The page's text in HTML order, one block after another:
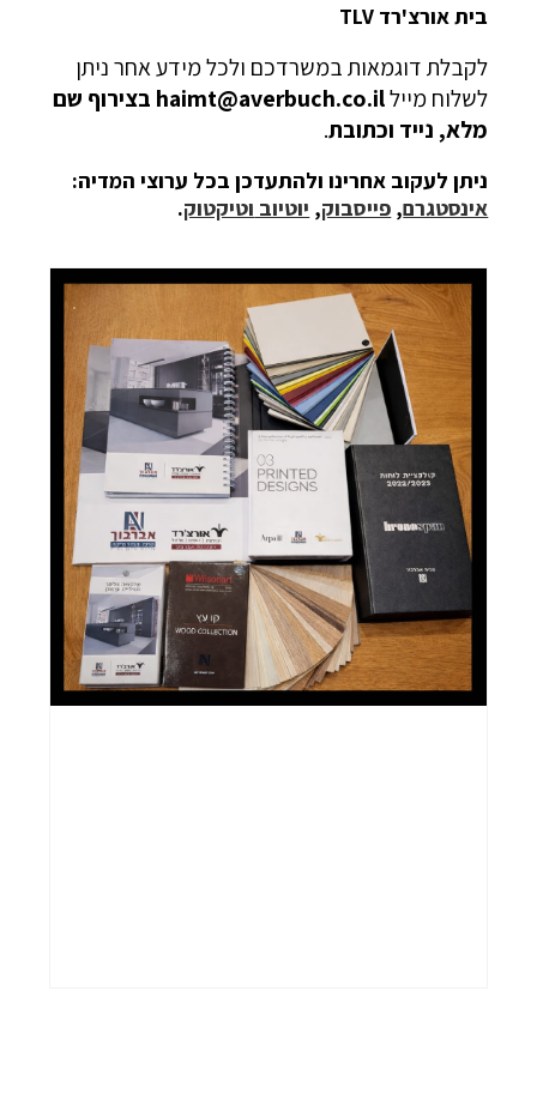
בית אורצ'רד TLV
לקבלת דוגמאות במשרדכם ולכל מידע אחר ניתן
לשלוח מיילhaimt@averbuch.co.il
בצירוף שם
מלא, נייד וכתובת.
ניתן לעקוב אחרינו ולהתעדכן בכל ערוצי המדיה:
אינסטגרם, פייסבוק, יוטיוב וטיקטוק.